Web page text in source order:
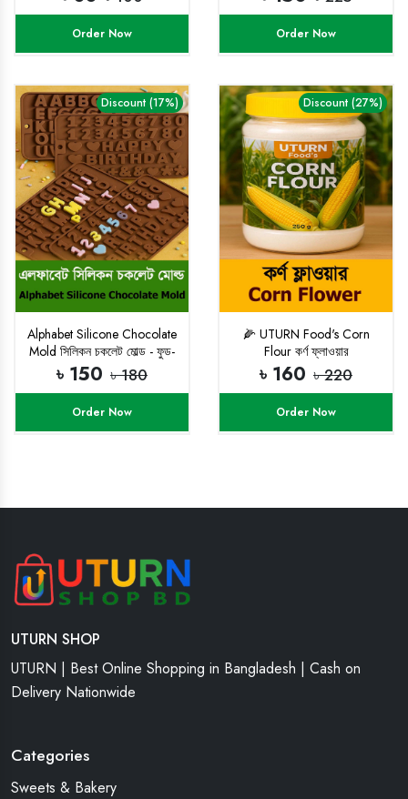
Order Now Order Now
Discount (17%)
Alphabet Silicone Chocolate
Mold সিলিকন চকলেট মোল্ড - ফুড-
গ্রেড সিলিকন
৳ 150 ৳ 180
Order Now
Discount (27%)
🌽 UTURN Food's Corn
Flour কর্ণ ফ্লাওয়ার
৳ 160 ৳ 220
Order Now
UTURN SHOP
UTURN | Best Online Shopping in Bangladesh | Cash on
Delivery Nationwide
Categories
Sweets & Bakery